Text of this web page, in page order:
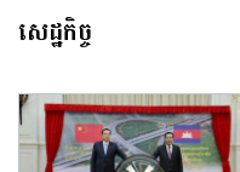
សេដ្ឋកិច្ច